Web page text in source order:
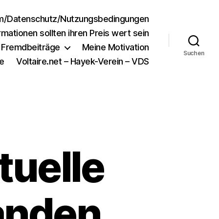
Datenschutz/Nutzungsbedingungen
sollten ihren Preis wert sein
Meine Motivation
Voltaire.net – Hayek-Verein – VDS
Suchen